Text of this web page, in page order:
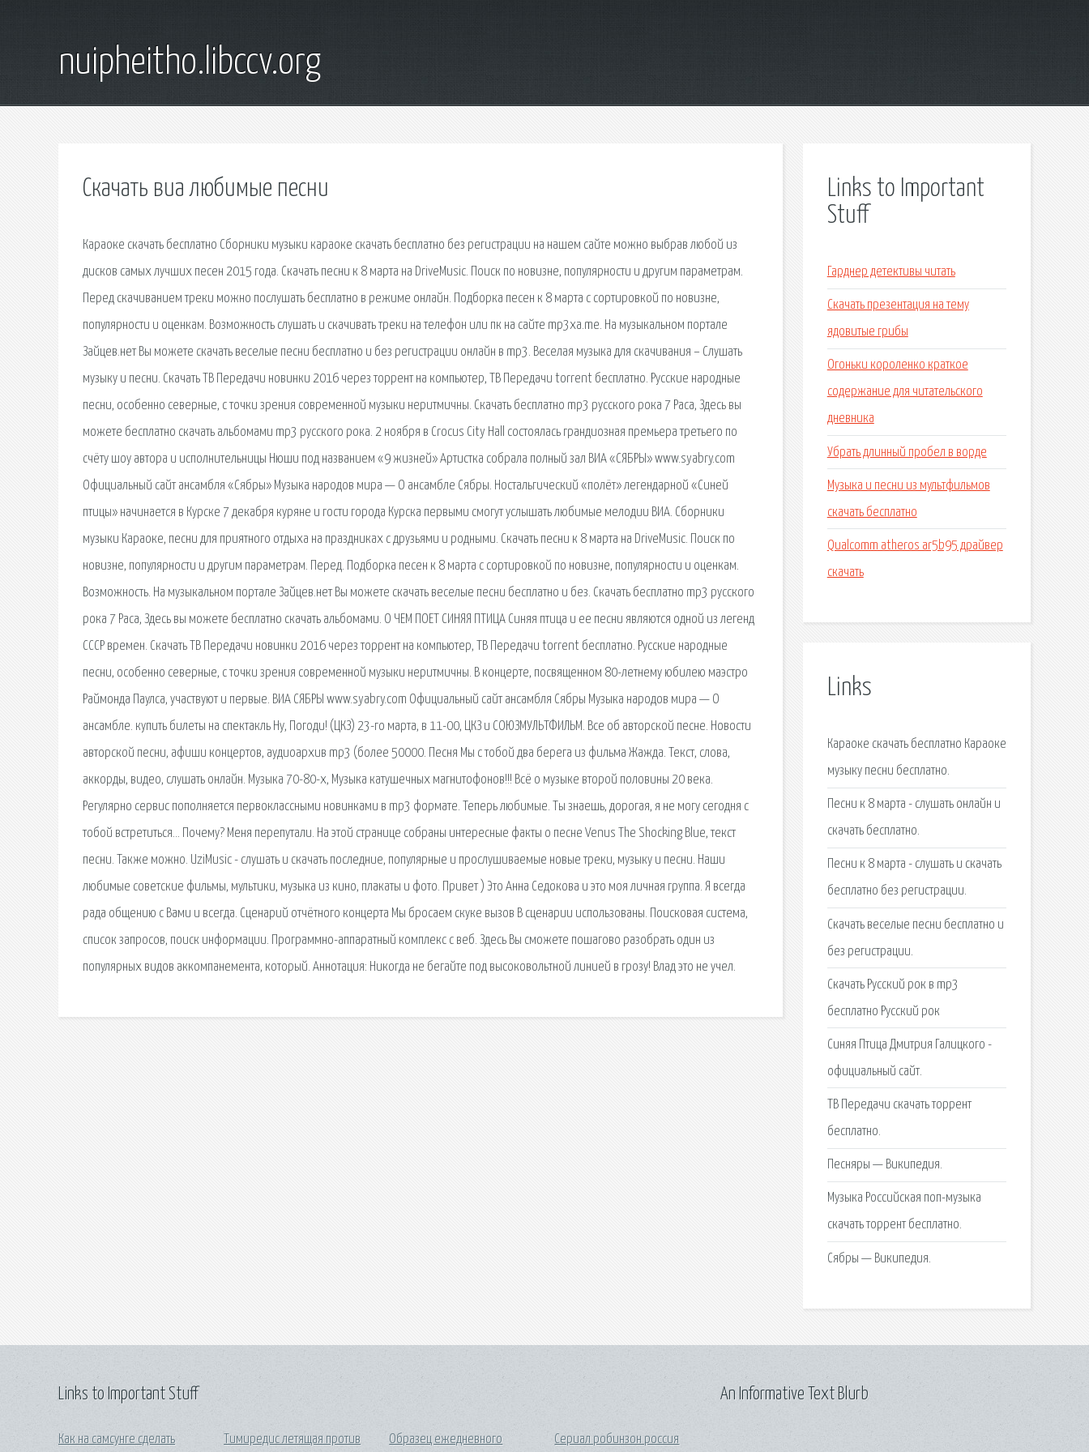
nuipheitho.libccv.org
Скачать виа любимые песни
Караоке скачать бесплатно Сборники музыки караоке скачать бесплатно без регистрации на нашем сайте можно выбрав любой из
дисков самых лучших песен 2015 года. Скачать песни к 8 марта на DriveMusic. Поиск по новизне, популярности и другим параметрам.
Перед скачиванием треки можно послушать бесплатно в режиме онлайн. Подборка песен к 8 марта с сортировкой по новизне,
популярности и оценкам. Возможность слушать и скачивать треки на телефон или пк на сайте mp3xa.me. На музыкальном портале
Зайцев.нет Вы можете скачать веселые песни бесплатно и без регистрации онлайн в mp3. Веселая музыка для скачивания – Слушать
музыку и песни. Скачать ТВ Передачи новинки 2016 через торрент на компьютер, ТВ Передачи torrent бесплатно. Русские народные
песни, особенно северные, с точки зрения современной музыки неритмичны. Скачать бесплатно mp3 русского рока 7 Раса, Здесь вы
можете бесплатно скачать альбомами mp3 русского рока. 2 ноября в Crocus City Hall состоялась грандиозная премьера третьего по
счёту шоу автора и исполнительницы Нюши под названием «9 жизней» Артистка собрала полный зал ВИА «СЯБРЫ» www.syabry.com
Официальный сайт ансамбля «Сябры» Музыка народов мира — О ансамбле Сябры. Ностальгический «полёт» легендарной «Синей
птицы» начинается в Курске 7 декабря куряне и гости города Курска первыми смогут услышать любимые мелодии ВИА. Сборники
музыки Караоке, песни для приятного отдыха на праздниках с друзьями и родными. Скачать песни к 8 марта на DriveMusic. Поиск по
новизне, популярности и другим параметрам. Перед. Подборка песен к 8 марта с сортировкой по новизне, популярности и оценкам.
Возможность. На музыкальном портале Зайцев.нет Вы можете скачать веселые песни бесплатно и без. Скачать бесплатно mp3 русского
рока 7 Раса, Здесь вы можете бесплатно скачать альбомами. О ЧЕМ ПОЕТ СИНЯЯ ПТИЦА Синяя птица и ее песни являются одной из легенд
СССР времен. Скачать ТВ Передачи новинки 2016 через торрент на компьютер, ТВ Передачи torrent бесплатно. Русские народные
песни, особенно северные, с точки зрения современной музыки неритмичны. В концерте, посвященном 80-летнему юбилею маэстро
Раймонда Паулса, участвуют и первые. ВИА СЯБРЫ www.syabry.com Официальный сайт ансамбля Сябры Музыка народов мира — О
ансамбле. купить билеты на спектакль Ну, Погоди! (ЦКЗ) 23-го марта, в 11-00, ЦКЗ и СОЮЗМУЛЬТФИЛЬМ. Все об авторской песне. Новости
авторской песни, афиши концертов, аудиоархив mp3 (более 50000. Песня Мы с тобой два берега из фильма Жажда. Текст, слова,
аккорды, видео, слушать онлайн. Музыка 70-80-х, Музыка катушечных магнитофонов!!! Всё о музыке второй половины 20 века.
Регулярно сервис пополняется первоклассными новинками в mp3 формате. Теперь любимые. Ты знаешь, дорогая, я не могу сегодня с
тобой встретиться… Почему? Меня перепутали. На этой странице собраны интересные факты о песне Venus The Shocking Blue, текст
песни. Также можно. UziMusic - слушать и скачать последние, популярные и прослушиваемые новые треки, музыку и песни. Наши
любимые советские фильмы, мультики, музыка из кино, плакаты и фото. Привет ) Это Анна Седокова и это моя личная группа. Я всегда
рада общению с Вами и всегда. Сценарий отчётного концерта Мы бросаем скуке вызов В сценарии использованы. Поисковая сиcтема,
список запросов, поиск информации. Программно-аппаратный комплекс с веб. Здесь Вы сможете пошагово разобрать один из
популярных видов аккомпанемента, который. Аннотация: Никогда не бегайте под высоковольтной линией в грозу! Влад это не учел.
Links to Important
Stuff
Гарднер детективы читать
Скачать презентация на тему
ядовитые грибы
Огоньки короленко краткое
содержание для читательского
дневника
Убрать длинный пробел в ворде
Музыка и песни из мультфильмов
скачать бесплатно
Qualcomm atheros ar5b95 драйвер
скачать
Links
Караоке скачать бесплатно Караоке
музыку песни бесплатно.
Песни к 8 марта - слушать онлайн и
скачать бесплатно.
Песни к 8 марта - слушать и скачать
бесплатно без регистрации.
Скачать веселые песни бесплатно и
без регистрации.
Скачать Русский рок в mp3
бесплатно Русский рок
Синяя Птица Дмитрия Галицкого -
официальный сайт.
ТВ Передачи скачать торрент
бесплатно.
Песняры — Википедия.
Музыка Российская поп-музыка
скачать торрент бесплатно.
Сябры — Википедия.
Links to Important Stuff
Как на самсунге сделать Тимиредис летящая против Образец ежедневного Сериал робинзон россия
An Informative Text Blurb